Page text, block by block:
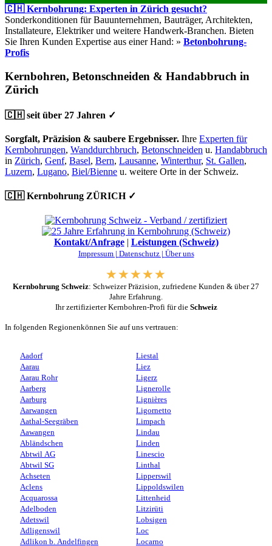
🇨🇭 Kernbohrung: Experten in Zürich gesucht?
Sonderkonditionen für Bauunternehmen, Bauträger, Architekten,
Installateure, Elektriker und weitere Handwerk-Branchen. Bieten
Sie Ihren Kunden Expertise aus einer Hand: » Betonbohrung-
Profis
Kernbohren, Betonschneiden & Handabbruch in
Zürich
🇨🇭 seit über 27 Jahren ✓
Sorgfalt, Präzision & saubere Ergebnisser. Ihre Experten für
Kernbohrungen, Wanddurchbruch, Betonschneiden u. Handabbruch
in Zürich, Genf, Basel, Bern, Lausanne, Winterthur, St. Gallen,
Luzern, Lugano, Biel/Bienne u. weitere Orte in der Schweiz.
🇨🇭 Kernbohrung ZÜRICH ✓
Kontakt/Anfrage| Leistungen (Schweiz)
Impressum | Datenschutz | Über uns
Kernbohrung Schweiz: Schweizer Präzision, zufriedene Kunden & über 27
Jahre Erfahrung.
Ihr zertifizierter Kernbohren-Profi für die Schweiz
In folgenden Regionenkönnen Sie auf uns vertrauen:
Aadorf
Aarau
Aarau Rohr
Aarberg
Aarburg
Aarwangen
Aathal-Seegräben
Aawangen
Abländschen
Abtwil AG
Abtwil SG
Achseten
Aclens
Acquarossa
Adelboden
Adetswil
Adligenswil
Adlikon b. Andelfingen
Liestal
Liez
Ligerz
Lignerolle
Lignières
Ligornetto
Limpach
Lindau
Linden
Linescio
Linthal
Lipperswil
Lippoldswilen
Littenheid
Litzirüti
Lobsigen
Loc
Locarno